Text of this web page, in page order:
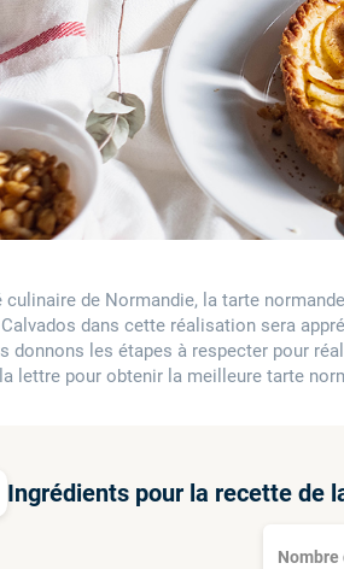
culinaire de Normandie, la tarte
dans cette réalisation sera
donnons les étapes à respecter pour
lettre pour obtenir la meilleure tarte
Ingrédients pour la recette de
Nombre